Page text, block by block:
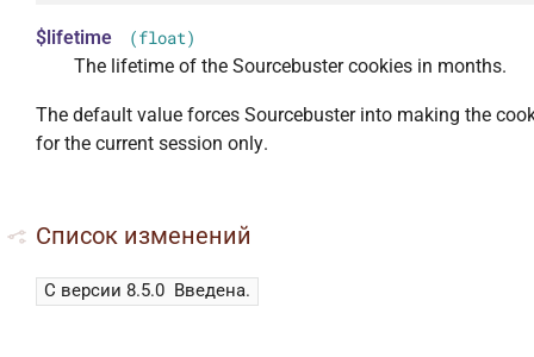
$lifetime (float)
The lifetime of the Sourcebuster cookies in months.
The default value forces Sourcebuster into making the
for the current session only.
Список изменений
С версии 8.5.0 Введена.